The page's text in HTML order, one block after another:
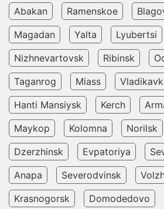
Abakan
Ramenskoe
Magadan
Yalta Lyubertsi
Nizhnevartovsk
Ribinsk
Taganrog
Miass
Hanti Mansiysk
Kerch
Maykop
Kolomna Norilsk
Dzerzhinsk
Evpatoriya
Anapa
Severodvinsk
Krasnogorsk
Domodedovo